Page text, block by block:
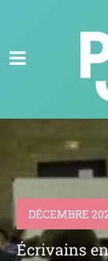
DÉCEMBRE
Écrivains